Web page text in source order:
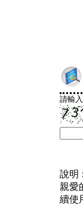
請輸
說明
親愛
續使